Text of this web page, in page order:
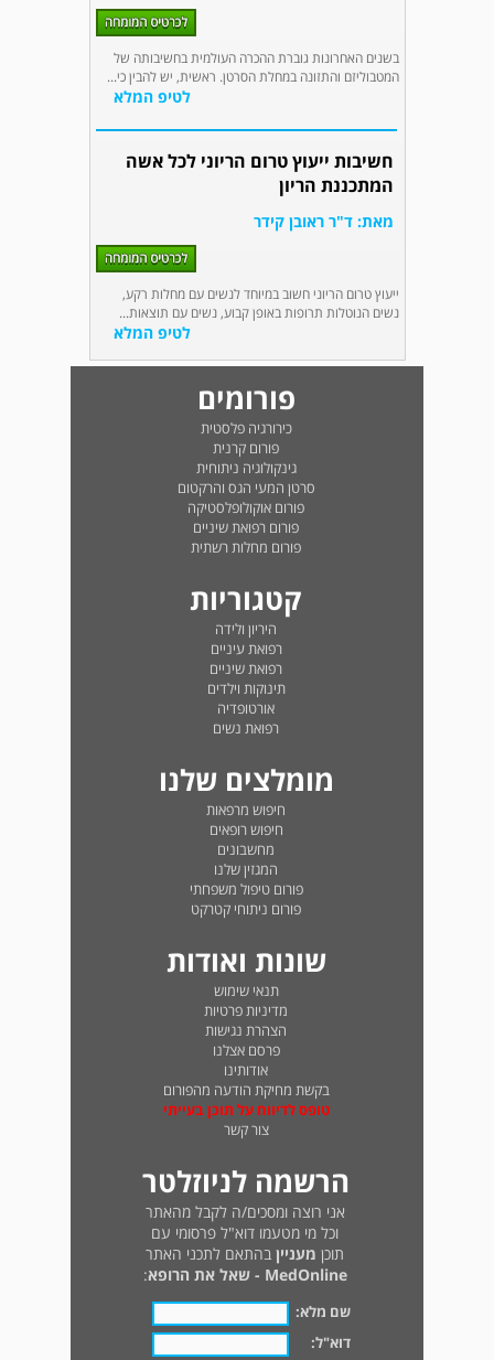
בשנים האחרונות גוברת ההכרה העולמית בחשיבותה של
המטבוליזם והתזונה במחלת הסרטן. ראשית, יש להבין כי...
לטיפ המלא
חשיבות ייעוץ טרום הריוני לכל אשה
המתכננת הריון
מאת: ד"ר ראובן קידר
ייעוץ טרום הריוני חשוב במיוחד לנשים עם מחלות רקע,
נשים הנוטלות תרופות באופן קבוע, נשים עם תוצאות...
לטיפ המלא
פורומים
כירורגיה פלסטית
פורום קרנית
גינקולוגיה ניתוחית
סרטן המעי הגס והרקטום
פורום אוקולופלסטיקה
פורום רפואת שיניים
פורום מחלות רשתית
קטגוריות
היריון ולידה
רפואת עיניים
רפואת שיניים
תינוקות וילדים
אורטופדיה
רפואת נשים
מומלצים שלנו
חיפוש מרפאות
חיפוש רופאים
מחשבונים
המגזין שלנו
פורום טיפול משפחתי
פורום ניתוחי קטרקט
שונות ואודות
תנאי שימוש
מדיניות פרטיות
הצהרת נגישות
פרסם אצלנו
אודותינו
בקשת מחיקת הודעה מהפורום
טופס לדיווח על תוכן בעייתי
צור קשר
הרשמה לניוזלטר
אני רוצה ומסכים/ה לקבל מהאתר
וכל מי מטעמו דוא"ל פרסומי עם
תוכן מעניין בהתאם לתכני האתר
MedOnline - שאל את הרופא
:
שם מלא:
דוא"ל: